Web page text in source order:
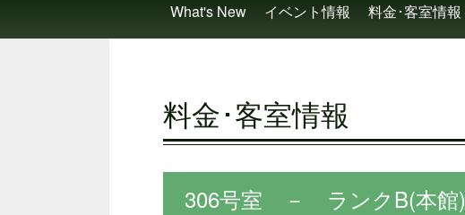
What's New イベント情報 料金･客室情報
料金･客室情報
306号室 － ランクB(本館)